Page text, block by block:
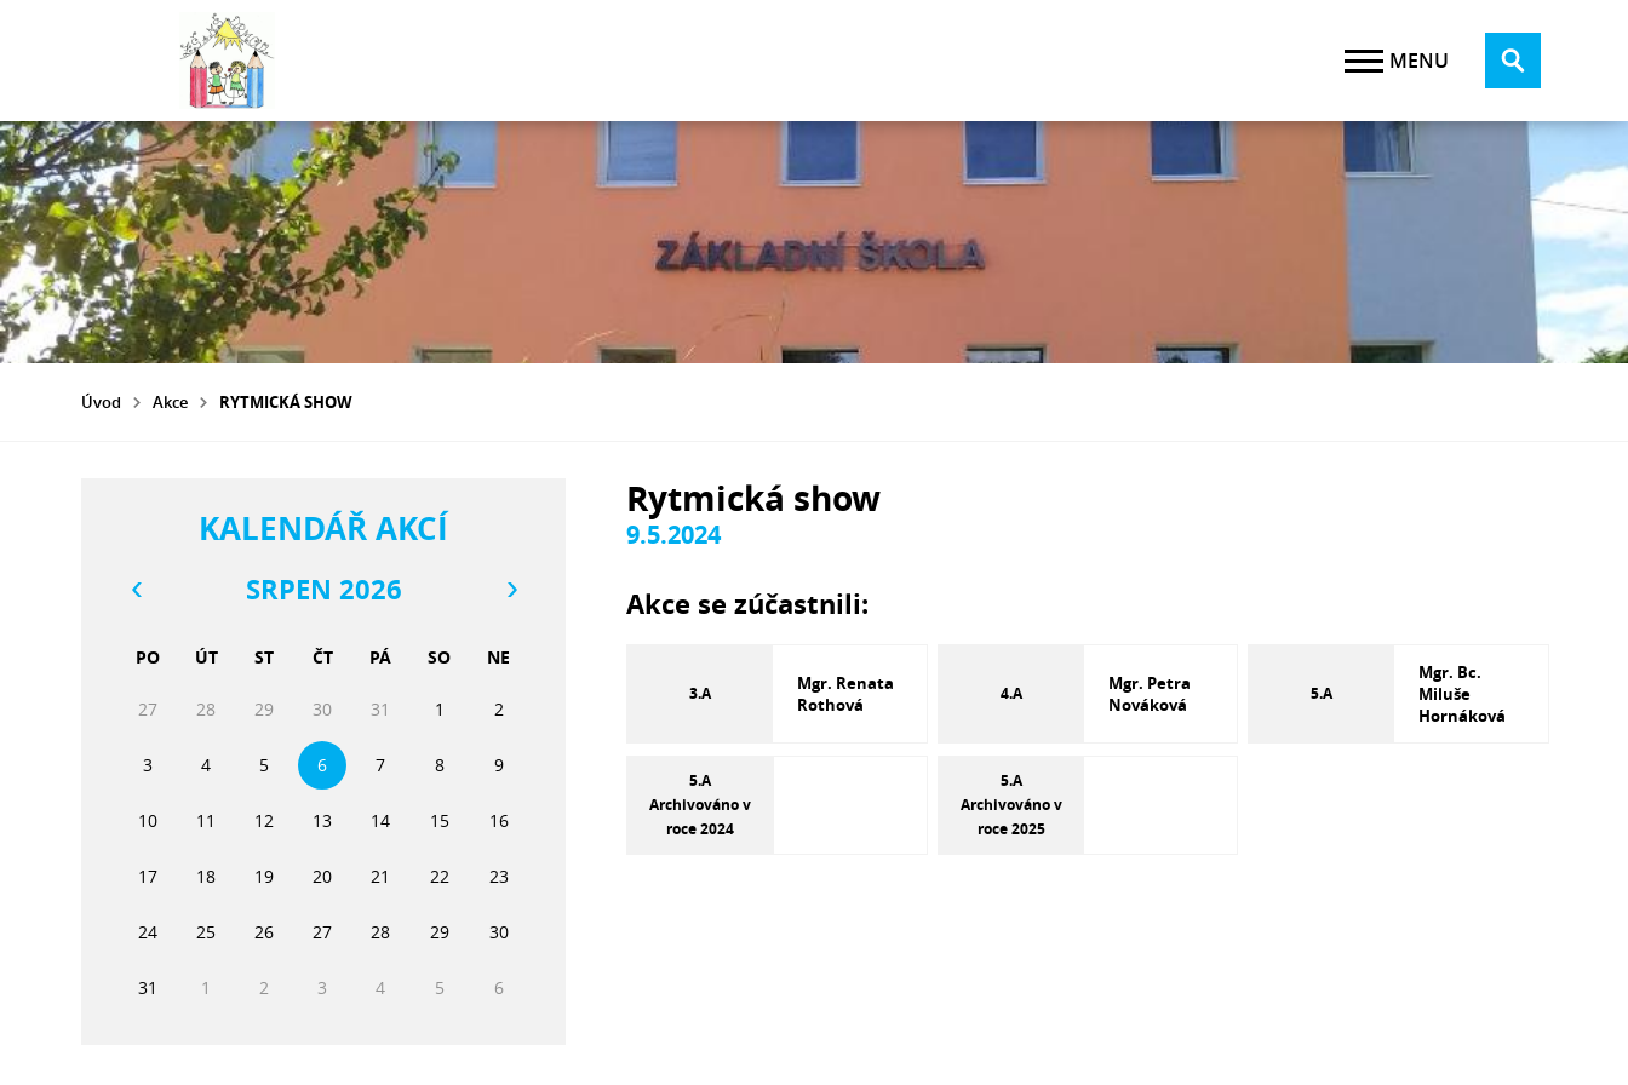
Úvod Akce RYTMICKÁ SHOW
Rytmická show
9.5.2024
Akce se zúčastnili:
3.A
Mgr. Renata
Rothová
4.A
Mgr. Petra
Nováková
5.A
Mgr. Bc.
Miluše
Hornáková
5.A
Archivováno v
roce 2024
5.A
Archivováno v
roce 2025
KALENDÁŘ AKCÍ
SRPEN 2026
PO ÚT ST ČT PÁ SO NE
27 28 29 30 31 1 2
3 4 5 6 7 8 9
10 11 12 13 14 15 16
17 18 19 20 21 22 23
24 25 26 27 28 29 30
31 1 2 3 4 5 6